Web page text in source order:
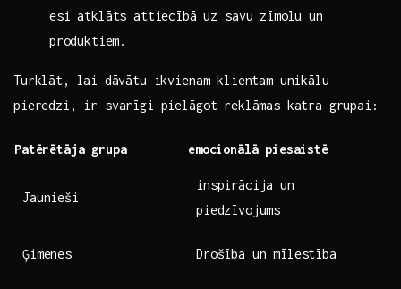
esi atklāts attiecībā uz savu zīmolu un
⁤produktiem.
Turklāt, lai ⁤dāvātu ikvienam klientam unikālu ​
pieredzi, ir svarīgi pielāgot reklāmas katra grupai:
Patērētāja grupa emocionālā piesaistē
Jaunieši
inspirācija un
piedzīvojums
Ģimenes Drošība un mīlestība